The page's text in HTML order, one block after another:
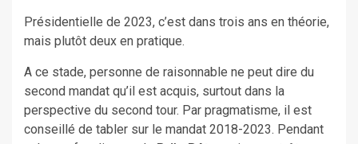
Présidentielle de 2023, c’est dans trois ans en théorie,
mais plutôt deux en pratique.
A ce stade, personne de raisonnable ne peut dire du
second mandat qu’il est acquis, surtout dans la
perspective du second tour. Par pragmatisme, il est
conseillé de tabler sur le mandat 2018-2023. Pendant